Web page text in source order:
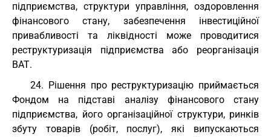
підприємства, структури управління, оздоровлення
фінансового стану, забезпечення інвестиційної
привабливості та ліквідності може проводитися
реструктуризація підприємства або реорганізація
ВАТ.
24. Рішення про реструктуризацію приймається
Фондом на підставі аналізу фінансового стану
підприємства, його організаційної структури, ринків
збуту товарів (робіт, послуг), які випускаються